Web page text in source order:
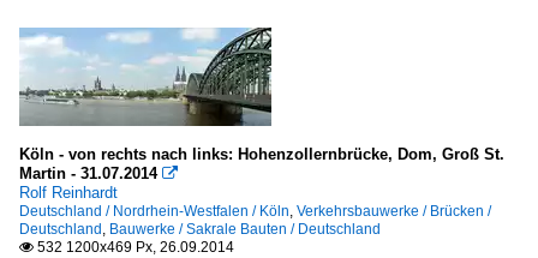
Köln - von rechts nach links: Hohenzollernbrücke, Dom, Groß St.
Martin - 31.07.2014 
Rolf Reinhardt
Deutschland / Nordrhein-Westfalen / Köln, Verkehrsbauwerke / Brücken /
Deutschland , Bauwerke / Sakrale Bauten / Deutschland
 532 1200x469 Px, 26.09.2014